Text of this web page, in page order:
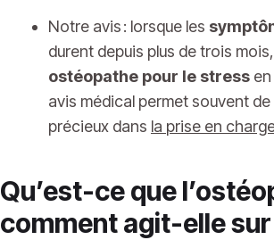
Notre avis : lorsque les
durent depuis plus de trois
ostéopathe pour le stress
avis médical permet souvent
précieux dans la prise en
Qu’est-ce que
comment agit-elle